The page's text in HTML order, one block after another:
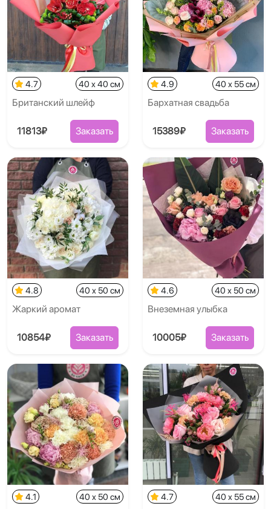
4.7 40 x 40 см
Британский шлейф
11813₽ Заказать
4.9 40 x 55 см
Бархатная свадьба
15389₽ Заказать
4.8 40 x 50 см
Жаркий аромат
10854₽ Заказать
4.6 40 x 50 см
Внеземная улыбка
10005₽ Заказать
4.1 40 x 50 см 4.7 40 x 55 см